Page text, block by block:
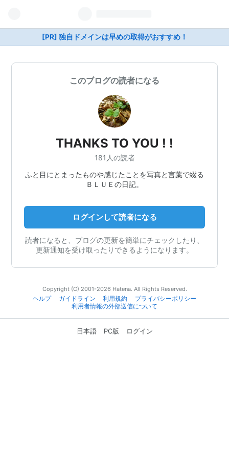
[PR] 独自ドメインは早めの取得がおすすめ！
このブログの読者になる
THANKS TO YOU ! !
181人の読者
ふと目にとまったものや感じたことを写真と言葉で綴る
ＢＬＵＥの日記。
ログインして読者になる
読者になると、ブログの更新を簡単にチェックしたり、
更新通知を受け取ったりできるようになります。
Copyright (C) 2001-2026 Hatena. All Rights Reserved.
ヘルプ
ガイドライン 利用規約
プライバシーポリシー
利用者情報の外部送信について
日本語 PC版 ログイン